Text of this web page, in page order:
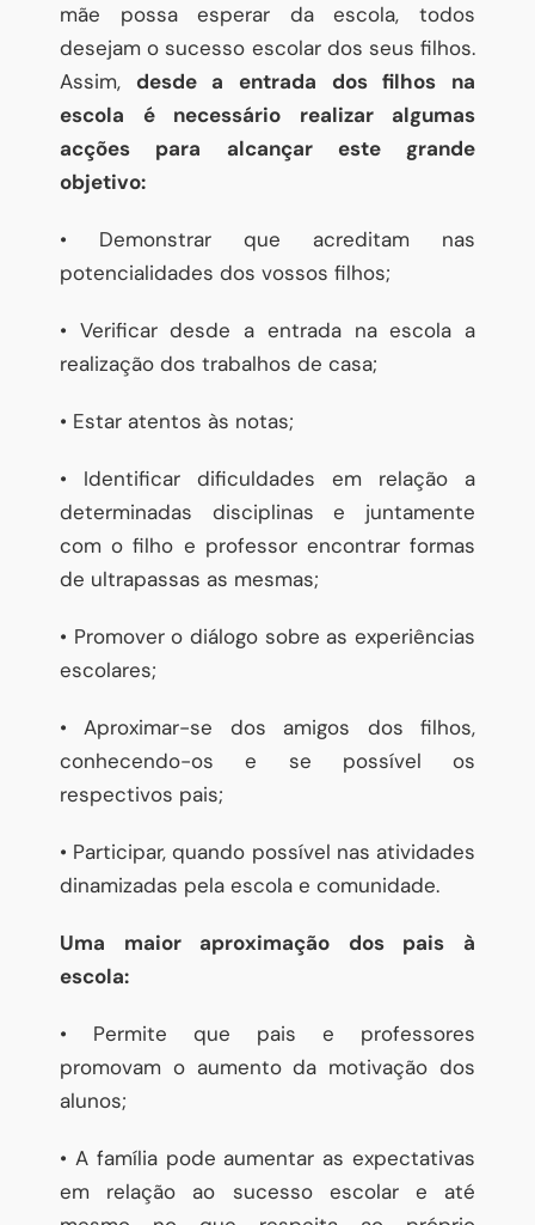
mãe possa esperar da escola, todos
desejam o sucesso escolar dos seus filhos.
Assim, desde a entrada dos filhos na
escola é necessário realizar algumas
acções para alcançar este grande
objetivo:
• Demonstrar que acreditam nas
potencialidades dos vossos filhos;
• Verificar desde a entrada na escola a
realização dos trabalhos de casa;
• Estar atentos às notas;
• Identificar dificuldades em relação a
determinadas disciplinas e juntamente
com o filho e professor encontrar formas
de ultrapassas as mesmas;
• Promover o diálogo sobre as experiências
escolares;
• Aproximar-se dos amigos dos filhos,
conhecendo-os e se possível os
respectivos pais;
• Participar, quando possível nas atividades
dinamizadas pela escola e comunidade.
Uma maior aproximação dos pais à
escola:
• Permite que pais e professores
promovam o aumento da motivação dos
alunos;
• A família pode aumentar as expectativas
em relação ao sucesso escolar e até